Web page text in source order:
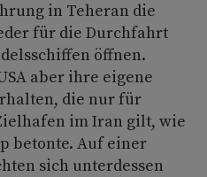
in Teheran die
für die Durchfahrt
öffnen.
aber ihre eigene
die nur für
im Iran gilt, wie
betonte. Auf einer
sich unterdessen